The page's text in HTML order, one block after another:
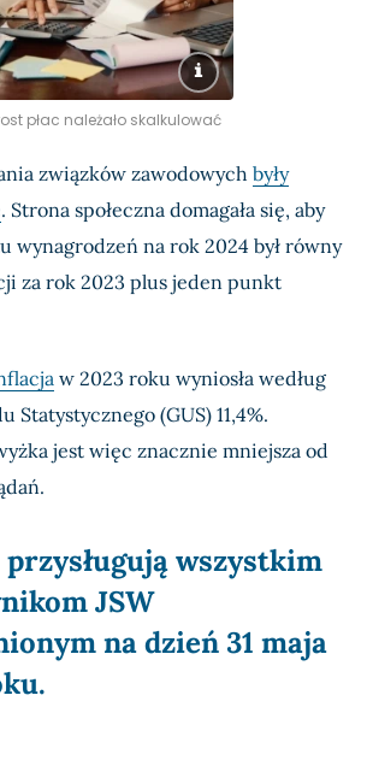
płac należało skalkulować
związków zawodowych były
. Strona społeczna domagała się, aby
wynagrodzeń na rok 2024 był równy
za rok 2023 plus jeden punkt
w 2023 roku wyniosła według
Statystycznego (GUS) 11,4%.
jest więc znacznie mniejsza od
wszystkim
JSW
na dzień 31 maja